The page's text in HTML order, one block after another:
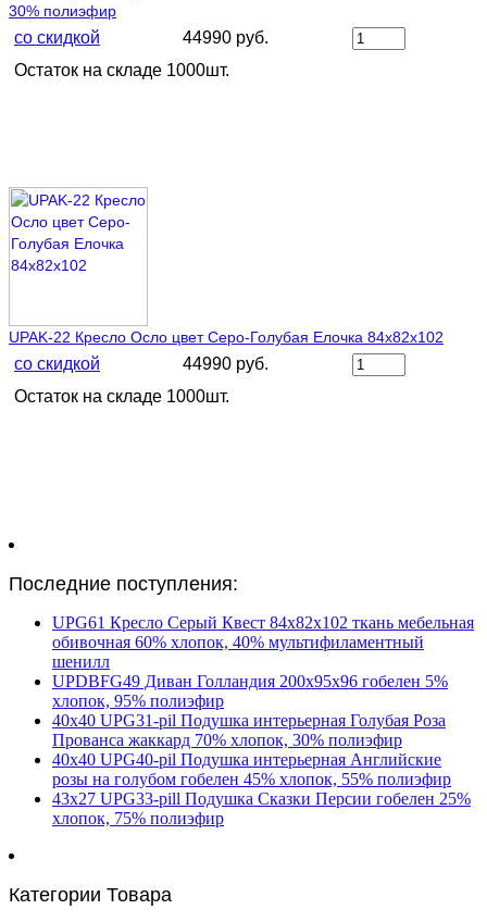
30% полиэфир
со скидкой
44990 руб.
Остаток на складе 1000шт.
UPAK-22 Кресло Осло цвет Серо-Голубая Елочка 84х82х102
со скидкой
44990 руб.
Остаток на складе 1000шт.
Последние поступления:
UPG61 Кресло Серый Квест 84х82х102 ткань мебельная
обивочная 60% хлопок, 40% мультифиламентный
шенилл
UPDBFG49 Диван Голландия 200х95х96 гобелен 5%
хлопок, 95% полиэфир
40х40 UPG31-pil Подушка интерьерная Голубая Роза
Прованса жаккард 70% хлопок, 30% полиэфир
40х40 UPG40-pil Подушка интерьерная Английские
розы на голубом гобелен 45% хлопок, 55% полиэфир
43х27 UPG33-pill Подушка Сказки Персии гобелен 25%
хлопок, 75% полиэфир
Категории Товара